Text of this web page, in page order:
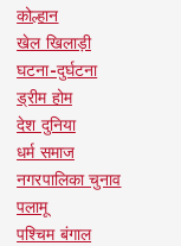
कोल्हान
खेल खिलाड़ी
घटना-दुर्घटना
ड्रीम होम
देश दुनिया
धर्म समाज
नगरपालिका चुनाव
पलामू
पश्चिम बंगाल